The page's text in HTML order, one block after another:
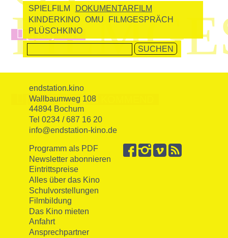
SPIELFILM
DOKUMENTARFILM
KINDERKINO OMU
FILMGESPRÄCH
PLÜSCHKINO
endstation.kino
Wallbaumweg 108
44894 Bochum
Tel 0234 / 687 16 20
info@endstation-kino.de
Programm als PDF
Newsletter abonnieren
Eintrittspreise
Alles über das Kino
Schulvorstellungen
Filmbildung
Das Kino mieten
Anfahrt
Ansprechpartner
[1481] 19
[GELAUFEN]